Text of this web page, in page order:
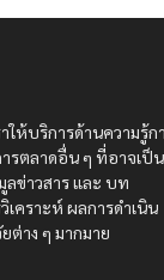
ให้บริการด้านความรู้ก
รตลาดอื่น ๆ ที่อาจเป็น
ลข่าวสาร และ บท
เคราะห์ ผลการดำเนิน
าง ๆ มากมาย